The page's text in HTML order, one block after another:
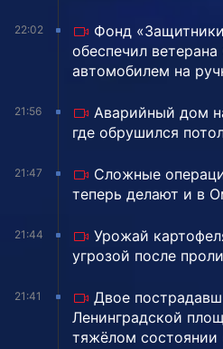
22:02
Фонд
обеспечил
автомобилем на
21:56
Аварийный дом
где обрушился
21:47
Сложные
теперь делают и в
21:44
Урожай
угрозой после
21:41
Двое
Ленинградской
тяжёлом состоянии